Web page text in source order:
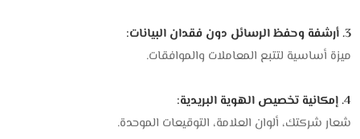
3. أرشفة وحفظ الرسائل دون فقدان البيانات:
ميزة أساسية لتتبع المعاملات والموافقات.
4. إمكانية تخصيص الهوية البريدية:
شعار شركتك، ألوان العلامة، التوقيعات الموحدة.